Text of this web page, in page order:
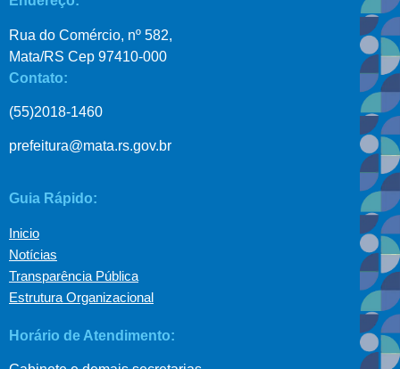
Rua do Comércio, nº 582,
Mata/RS Cep 97410-000
Contato:
(55)2018-1460
prefeitura@mata.rs.gov.br
Guia Rápido:
Inicio
Notícias
Transparência Pública
Estrutura Organizacional
Horário de Atendimento: